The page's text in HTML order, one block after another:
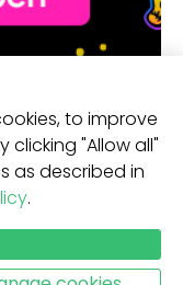
-
ABSCHICKEN
to improve
clicking "Allow all"
as described in
.